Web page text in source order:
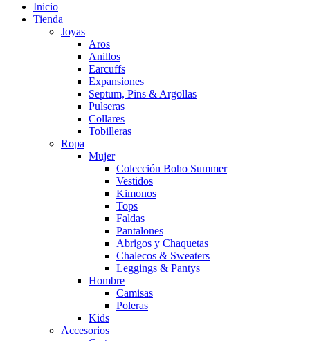
Inicio
Tienda
Joyas
Aros
Anillos
Earcuffs
Expansiones
Septum, Pins & Argollas
Pulseras
Collares
Tobilleras
Ropa
Mujer
Colección Boho Summer
Vestidos
Kimonos
Tops
Faldas
Pantalones
Abrigos y Chaquetas
Chalecos & Sweaters
Leggings & Pantys
Hombre
Camisas
Poleras
Kids
Accesorios